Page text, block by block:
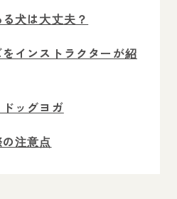
犬は大丈夫？
インストラクターが紹
ッグヨガ
注意点